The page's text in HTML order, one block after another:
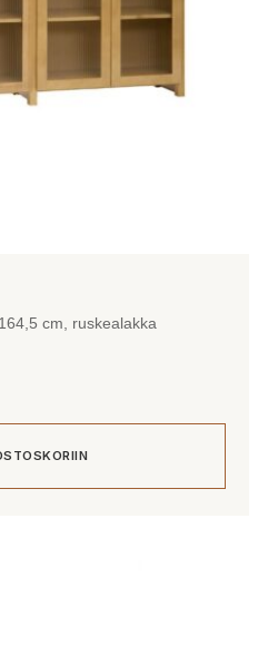
cm, ruskealakka